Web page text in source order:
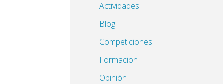
Actividades
Blog
Competiciones
Formacion
Opinión